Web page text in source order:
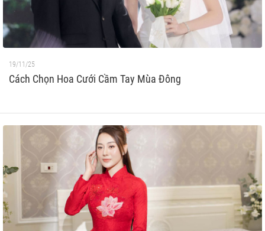
19/11/25
Cách Chọn Hoa Cưới Cầm Tay Mùa Đông